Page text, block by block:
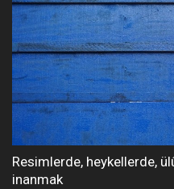
Resimlerde, heykellerde,
inanmak